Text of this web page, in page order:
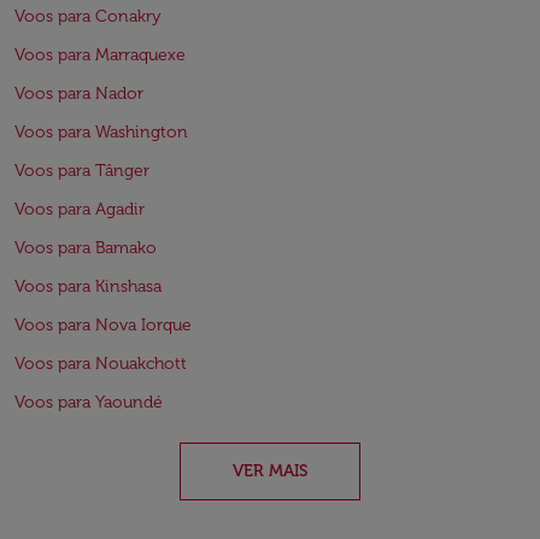
Voos para Conakry
Voos para Marraquexe
Voos para Nador
Voos para Washington
Voos para Tânger
Voos para Agadir
Voos para Bamako
Voos para Kinshasa
Voos para Nova Iorque
Voos para Nouakchott
Voos para Yaoundé
VER MAIS